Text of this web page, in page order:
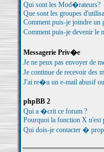
Qui sont les Mod�rateurs?
Que sont les groupes
Comment puis-je joindre un
Comment puis-je devenir le
Messagerie Priv�e
Je ne peux pas envoyer de
Je continue de recevoir
J'ai re�u un e-mail abusif
phpBB 2
Qui a �crit ce forum ?
Pourquoi la fonction X n'est
Qui dois-je contacter �